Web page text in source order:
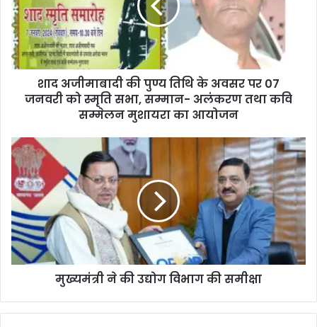
शाद अजीमाबादी की पुण्य तिथि के अवसर पर 07
जनवरी को स्मृति सभा, सम्मान- अलंकरण तथा कवि
सम्मेलन मुशायरा का आयोजन
मुख्यमंत्री ने की उद्योग विभाग की समीक्षा